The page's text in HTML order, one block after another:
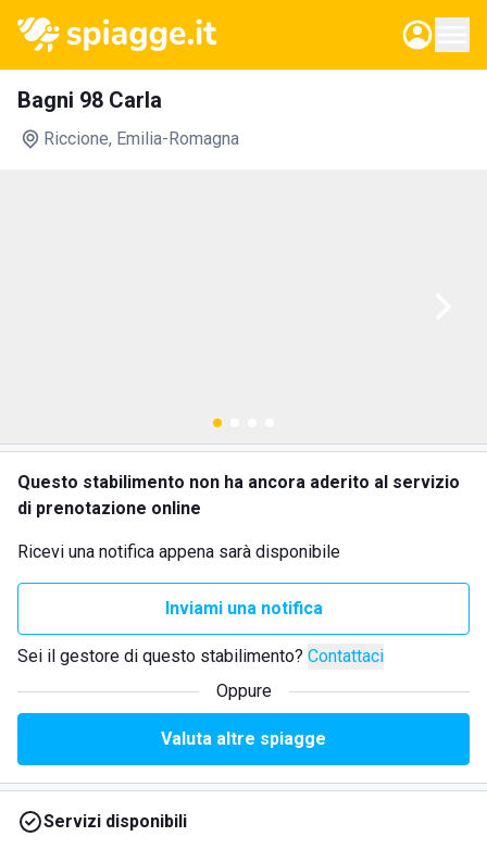
Bagni 98 Carla
Riccione, Emilia-Romagna
Questo stabilimento non ha ancora aderito al servizio
di prenotazione online
Ricevi una notifica appena sarà disponibile
Inviami una notifica
Sei il gestore di questo stabilimento? Contattaci
Oppure
Valuta altre spiagge
Servizi disponibili